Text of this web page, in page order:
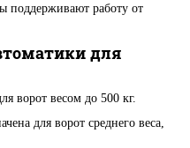
поддерживают работу от
для
ворот весом до 500 кг.
для ворот среднего веса,